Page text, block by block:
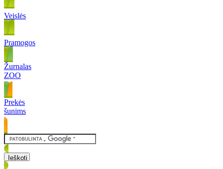
Veislės
Pramogos
Žurnalas
ZOO
Prekės
šunims